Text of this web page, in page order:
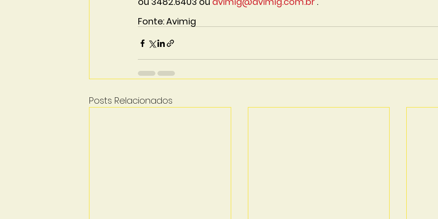
Fonte: Avimig
Posts Relacionados